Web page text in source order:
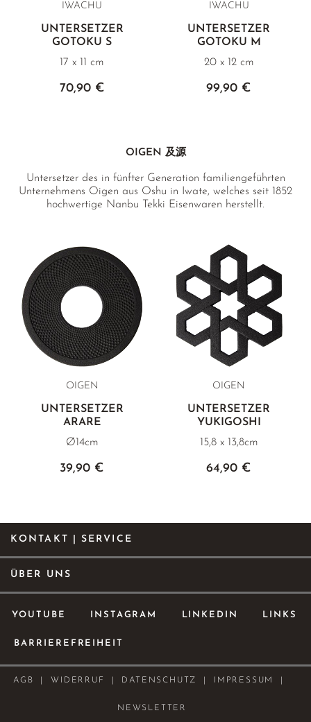
IWACHU
UNTERSETZER
GOTOKU S
17 x 11 cm
70,90 €
IWACHU
UNTERSETZER
GOTOKU M
20 x 12 cm
99,90 €
OIGEN 及源
Untersetzer des in fünfter Generation familiengeführten
Unternehmens Oigen aus Oshu in Iwate, welches seit 1852
hochwertige Nanbu Tekki Eisenwaren herstellt.
OIGEN
UNTERSETZER
ARARE
Ø14cm
39,90 €
OIGEN
UNTERSETZER
YUKIGOSHI
15,8 x 13,8cm
64,90 €
KONTAKT | SERVICE
AGB WIDERRUF DATENSCHUTZ IMPRESSUM
NEWSLETTER
ÜBER UNS
YOUTUBE INSTAGRAM LINKEDIN LINKS
BARRIEREFREIHEIT